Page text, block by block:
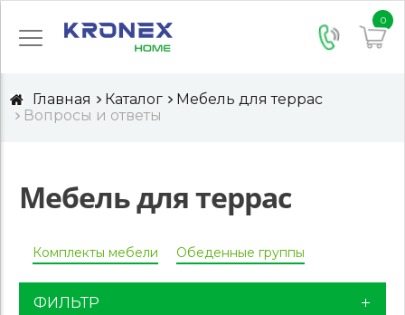
0
Главная Каталог
Мебель для террас
Вопросы и ответы
Мебель для террас
Комплекты мебели Обеденные группы
ФИЛЬТР